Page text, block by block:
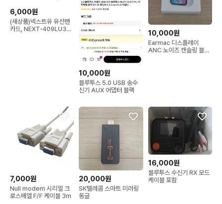
6,000원
(새상품)넥스트유 유선랜
카드, NEXT-409LU3
10,000원
블루투스 5.0 USB 송수
신기 AUX 어댑터 블랙
10,000원
Earmac 디스플레이
ANC 노이즈 캔슬링 블루
7,000원
Null modem 시리얼 크
로스배열 F/F 케이블 3m
20,000원
SK텔레콤 스마트 미러링
동글
16,000원
블루투스 수신기 RX 모드
케이블 포함